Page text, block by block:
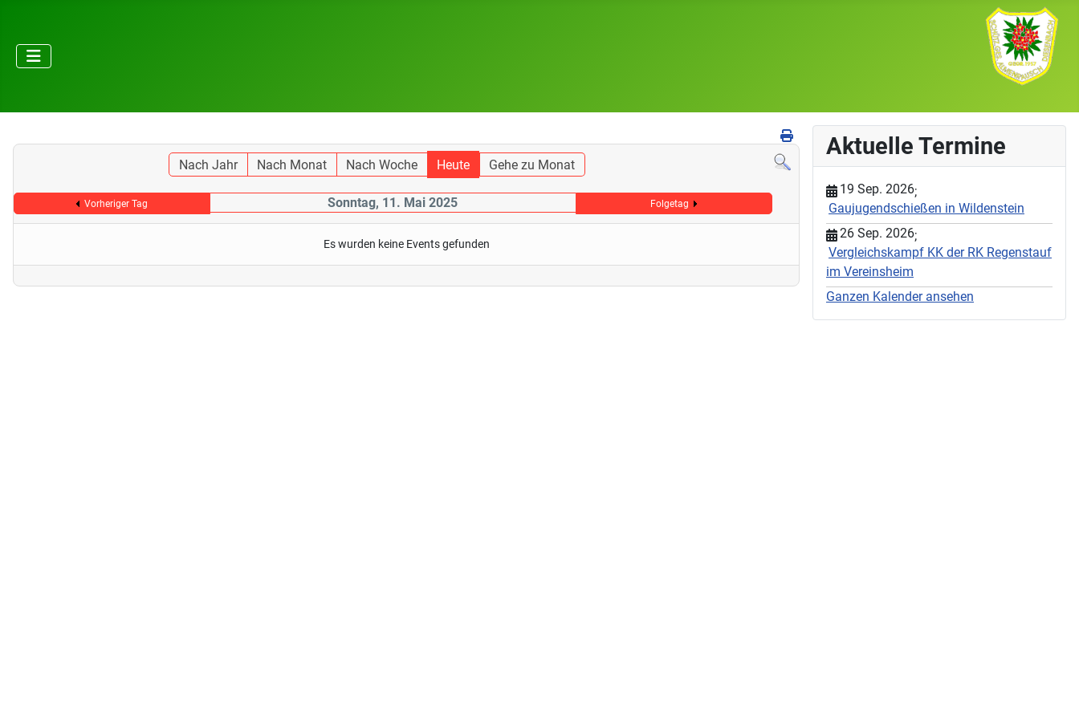
Nach Jahr Nach Monat Nach Woche Heute Gehe zu Monat
Vorheriger Tag Sonntag, 11. Mai 2025 Folgetag
Es wurden keine Events gefunden
Aktuelle Termine
19 Sep. 2026;
Gaujugendschießen in Wildenstein
26 Sep. 2026;
Vergleichskampf KK der RK Regenstauf
im Vereinsheim
Ganzen Kalender ansehen